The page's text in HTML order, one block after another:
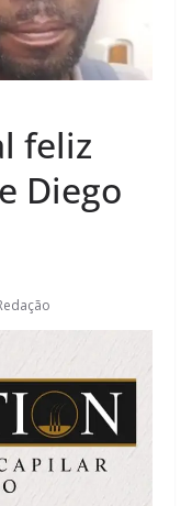
feliz
Diego